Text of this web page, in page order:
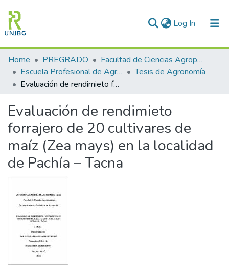
Log In (current)
Communities & Collections
All of DSpace
Enviar tesis
Home PREGRADO
Facultad de Ciencias Agropecuarias
Escuela Profesional de Agronomía
Tesis de Agronomía
Evaluación de rendimieto forrajero de 20 cultivares de maíz (Zea mays) en la localidad de Pachía – Tacna
Evaluación de rendimieto
forrajero de 20 cultivares de
maíz (Zea mays) en la localidad
de Pachía – Tacna